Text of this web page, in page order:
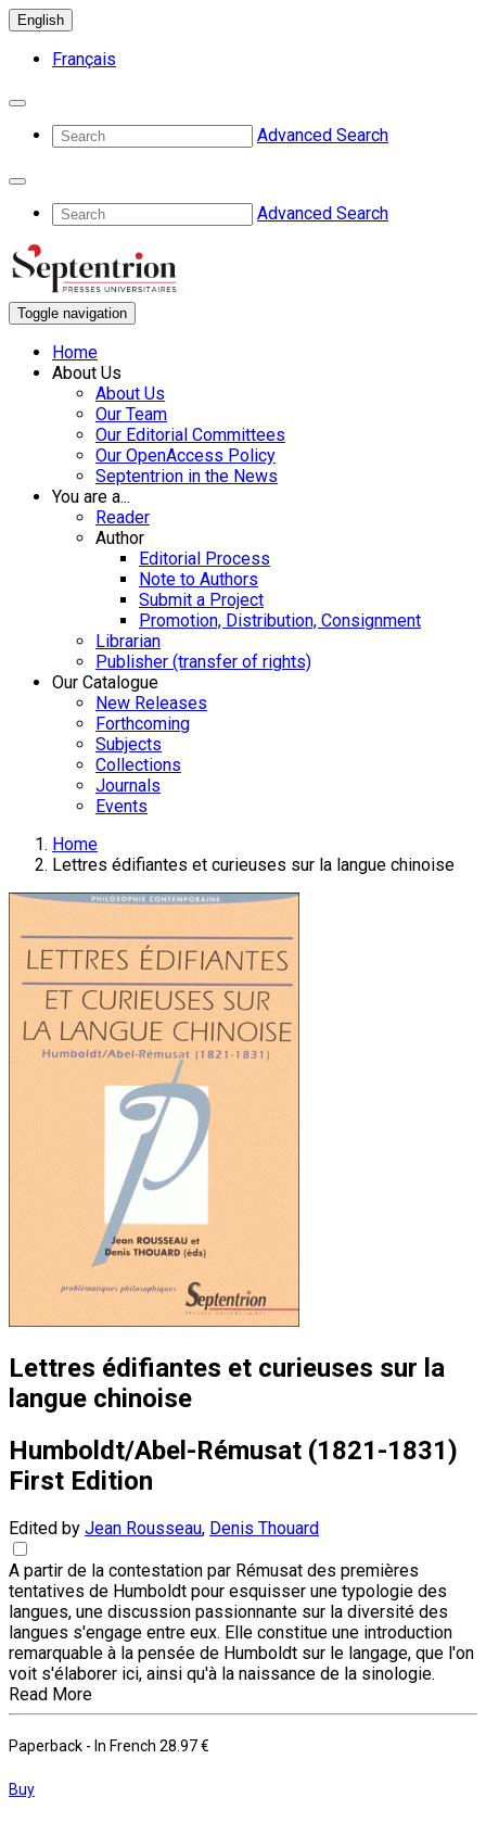
English
Français
Advanced Search
Advanced Search
Toggle navigation
Home
About Us
About Us
Our Team
Our Editorial Committees
Our OpenAccess Policy
Septentrion in the News
You are a...
Reader
Author
Editorial Process
Note to Authors
Submit a Project
Promotion, Distribution, Consignment
Librarian
Publisher (transfer of rights)
Our Catalogue
New Releases
Forthcoming
Subjects
Collections
Journals
Events
Home
Lettres édifiantes et curieuses sur la langue chinoise
Lettres édifiantes et curieuses sur la
langue chinoise
Humboldt/Abel-Rémusat (1821-1831)
First Edition
Edited by Jean Rousseau, Denis Thouard
A partir de la contestation par Rémusat des premières
tentatives de Humboldt pour esquisser une typologie des
langues, une discussion passionnante sur la diversité des
langues s'engage entre eux. Elle constitue une introduction
remarquable à la pensée de Humboldt sur le langage, que l'on
voit s'élaborer ici, ainsi qu'à la naissance de la sinologie.
Read More
Paperback - In French 28.97 €
Buy